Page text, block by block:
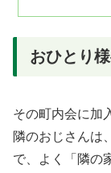
おひとり
その町内会に加
隣のおじさんは
で、よく「隣の